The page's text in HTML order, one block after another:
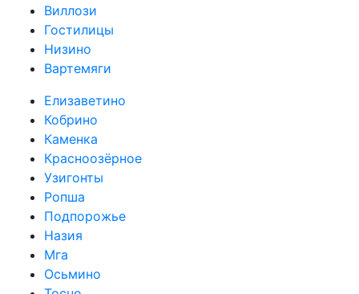
Виллози
Гостилицы
Низино
Вартемяги
Елизаветино
Кобрино
Каменка
Красноозёрное
Узигонты
Ропша
Подпорожье
Назия
Мга
Осьмино